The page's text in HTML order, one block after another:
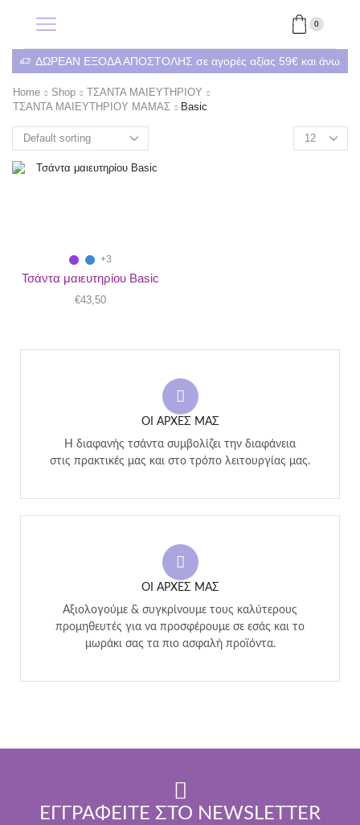
0
ΔΩΡΕΑΝ ΕΞΟΔΑ ΑΠΟΣΤΟΛΗΣ σε αγορές αξίας 59€ και άνω
Home Shop
ΤΣΑΝΤΑ ΜΑΙΕΥΤΗΡΙΟΥ
ΤΣΑΝΤΑ ΜΑΙΕΥΤΗΡΙΟΥ ΜΑΜΑΣ
Basic
+3
Τσάντα μαιευτηρίου Basic
€43,50
ΟΙ ΑΡΧΕΣ ΜΑΣ
Η διαφανής τσάντα συμβολίζει την διαφάνεια
στις πρακτικές μας και στο τρόπο λειτουργίας μας.
ΟΙ ΑΡΧΕΣ ΜΑΣ
Αξιολογούμε & συγκρίνουμε τους καλύτερους
προμηθευτές για να προσφέρουμε σε εσάς και το
μωράκι σας τα πιο ασφαλή προϊόντα.
ΕΓΓΡΑΦΕΊΤΕ ΣΤΟ NEWSLETTER